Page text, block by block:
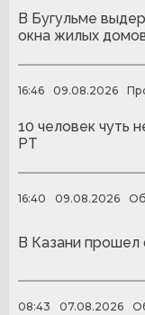
В Бугульме
окна жилых
16:46 09.08.2026
10 человек чуть
РТ
16:40 09.08.2026
В Казани прошел
08:43 07.08.2026